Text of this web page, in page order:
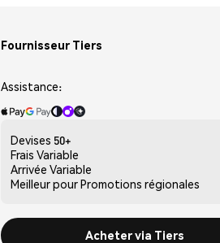
Fournisseur Tiers
Assistance:
Devises 50+
Frais Variable
Arrivée Variable
Meilleur pourPromotions régionales
Acheter via Tiers